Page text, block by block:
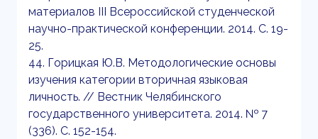
материалов III Всероссийской студенческой
научно-практической конференции. 2014. С. 19-
25.
44. Горицкая Ю.В. Методологические основы
изучения категории вторичная языковая
личность. // Вестник Челябинского
государственного университета. 2014. № 7
(336). С. 152-154.